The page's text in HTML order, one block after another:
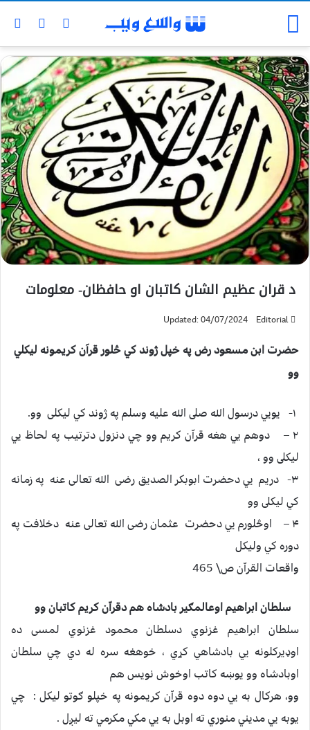
د قران عظیم الشان کاتبان او حافظان- معلومات
Editorial
Updated: 04/07/2024
حضرت ابن مسعود رض په خپل ژوند كي څلور قرآن كريمونه ليكلي
وو
۲ – دوهم يي هغه قراّن كريم وو چي دنزول دترتيب په لحاظ يي
ليكلى وو ،
۳- دريم يي دحضرت ابوبكر الصديق رضی الله تعالی عنه په زمانه
كي ليكلى وو
۴ – اوڅلورم يي دحضرت عثمان رضی الله تعالی عنه دخلافت په
دوره كي وليكل
واقعات القراّن ص\ 465
سلطان ابراهيم اوعالمګير بادشاه هم دقراّن كريم كاتبان وو
سلطان ابراهيم غزنوي دسلطان محمود غزنوي لمسى ده
اوډيركلونه يي بادشاهي كړي ، خوهغه سره له دي چي سلطان
اوبادشاه وو يوښه كاتب اوخوش نويس هم
وو، هركال به يي دوه دوه قراّن كريمونه په خپلو ګوتو ليكل : چي
يوبه يي مديني منوري ته اوبل به يي مكي مكرمي ته ليږل .